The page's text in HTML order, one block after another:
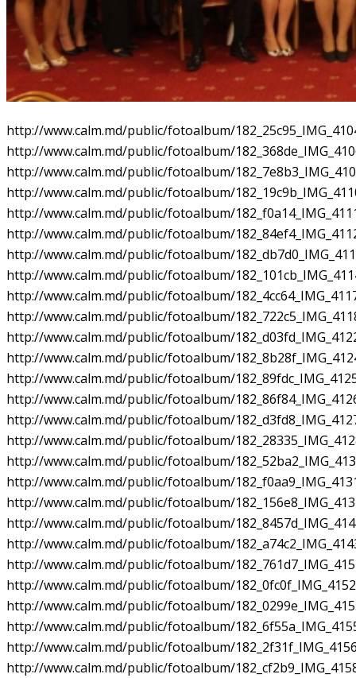
http://www.calm.md/public/fotoalbum/
http://www.calm.md/public/fotoalbum/
http://www.calm.md/public/fotoalbum/
http://www.calm.md/public/fotoalbum/
http://www.calm.md/public/fotoalbum/
http://www.calm.md/public/fotoalbum/
http://www.calm.md/public/fotoalbum/
http://www.calm.md/public/fotoalbum/
http://www.calm.md/public/fotoalbum/
http://www.calm.md/public/fotoalbum/
http://www.calm.md/public/fotoalbum/
http://www.calm.md/public/fotoalbum/
http://www.calm.md/public/fotoalbum/
http://www.calm.md/public/fotoalbum/
http://www.calm.md/public/fotoalbum/
http://www.calm.md/public/fotoalbum/
http://www.calm.md/public/fotoalbum/
http://www.calm.md/public/fotoalbum/
http://www.calm.md/public/fotoalbum/
http://www.calm.md/public/fotoalbum/
http://www.calm.md/public/fotoalbum/
http://www.calm.md/public/fotoalbum/
http://www.calm.md/public/fotoalbum/
http://www.calm.md/public/fotoalbum/
http://www.calm.md/public/fotoalbum/
http://www.calm.md/public/fotoalbum/
http://www.calm.md/public/fotoalbum/